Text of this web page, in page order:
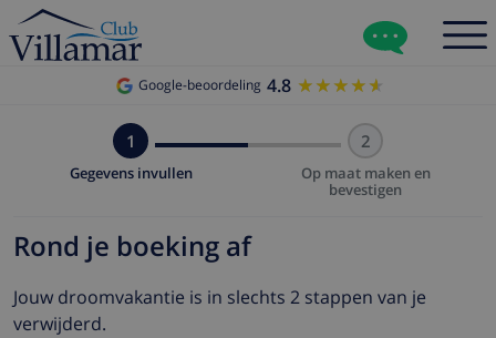
Google-beoordeling 4.8 ★★★★★
★★★★★
1
Gegevens invullen
2
Op maat maken en
bevestigen
Rond je boeking af
Jouw droomvakantie is in slechts 2 stappen van je
verwijderd.